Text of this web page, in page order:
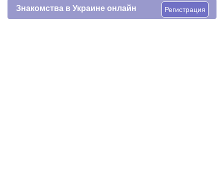
Знакомства в Украине онлайн Регистрация